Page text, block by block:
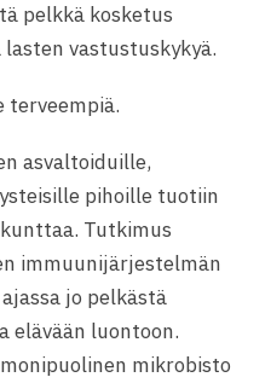
pelkkä kosketus
vastustuskykyä.
terveempiä.
asvaltoiduille,
pihoille tuotiin
Tutkimus
immuunijärjestelmän
jo pelkästä
elävään luontoon.
mikrobisto